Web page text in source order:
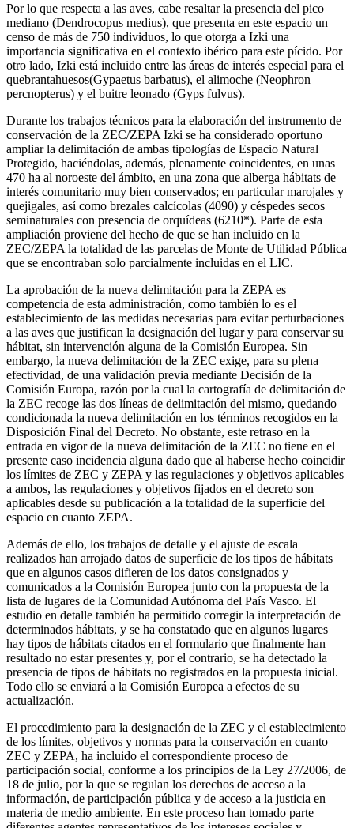
Por lo que respecta a las aves, cabe resaltar la presencia del pico
mediano (Dendrocopus medius), que presenta en este espacio un
censo de más de 750 individuos, lo que otorga a Izki una
importancia significativa en el contexto ibérico para este pícido. Por
otro lado, Izki está incluido entre las áreas de interés especial para el
quebrantahuesos(Gypaetus barbatus), el alimoche (Neophron
percnopterus) y el buitre leonado (Gyps fulvus).
Durante los trabajos técnicos para la elaboración del instrumento de
conservación de la ZEC/ZEPA Izki se ha considerado oportuno
ampliar la delimitación de ambas tipologías de Espacio Natural
Protegido, haciéndolas, además, plenamente coincidentes, en unas
470 ha al noroeste del ámbito, en una zona que alberga hábitats de
interés comunitario muy bien conservados; en particular marojales y
quejigales, así como brezales calcícolas (4090) y céspedes secos
seminaturales con presencia de orquídeas (6210*). Parte de esta
ampliación proviene del hecho de que se han incluido en la
ZEC/ZEPA la totalidad de las parcelas de Monte de Utilidad Pública
que se encontraban solo parcialmente incluidas en el LIC.
La aprobación de la nueva delimitación para la ZEPA es
competencia de esta administración, como también lo es el
establecimiento de las medidas necesarias para evitar perturbaciones
a las aves que justifican la designación del lugar y para conservar su
hábitat, sin intervención alguna de la Comisión Europea. Sin
embargo, la nueva delimitación de la ZEC exige, para su plena
efectividad, de una validación previa mediante Decisión de la
Comisión Europa, razón por la cual la cartografía de delimitación de
la ZEC recoge las dos líneas de delimitación del mismo, quedando
condicionada la nueva delimitación en los términos recogidos en la
Disposición Final del Decreto. No obstante, este retraso en la
entrada en vigor de la nueva delimitación de la ZEC no tiene en el
presente caso incidencia alguna dado que al haberse hecho coincidir
los límites de ZEC y ZEPA y las regulaciones y objetivos aplicables
a ambos, las regulaciones y objetivos fijados en el decreto son
aplicables desde su publicación a la totalidad de la superficie del
espacio en cuanto ZEPA.
Además de ello, los trabajos de detalle y el ajuste de escala
realizados han arrojado datos de superficie de los tipos de hábitats
que en algunos casos difieren de los datos consignados y
comunicados a la Comisión Europea junto con la propuesta de la
lista de lugares de la Comunidad Autónoma del País Vasco. El
estudio en detalle también ha permitido corregir la interpretación de
determinados hábitats, y se ha constatado que en algunos lugares
hay tipos de hábitats citados en el formulario que finalmente han
resultado no estar presentes y, por el contrario, se ha detectado la
presencia de tipos de hábitats no registrados en la propuesta inicial.
Todo ello se enviará a la Comisión Europea a efectos de su
actualización.
El procedimiento para la designación de la ZEC y el establecimiento
de los límites, objetivos y normas para la conservación en cuanto
ZEC y ZEPA, ha incluido el correspondiente proceso de
participación social, conforme a los principios de la Ley 27/2006, de
18 de julio, por la que se regulan los derechos de acceso a la
información, de participación pública y de acceso a la justicia en
materia de medio ambiente. En este proceso han tomado parte